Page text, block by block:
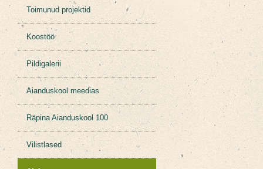
Toimunud projektid
Koostöö
Pildigalerii
Aianduskool meedias
Räpina Aianduskool 100
Vilistlased